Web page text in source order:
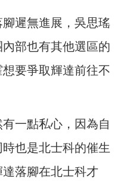
遲無進展，吳思瑤
部也有其他選區的
要爭取輝達前往不
一點私心，因為自
也是北士科的催生
落腳在北士科才